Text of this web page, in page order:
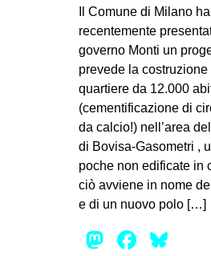
ms
Il Comune di Milano ha
recentemente
governo Monti un
prevede la
quartiere da 12.000
(cementificazione di
da calcio!) nell’area
di Bovisa-Gasometri ,
poche non edificate in
ciò avviene in nome
e di un nuovo polo […]
Mastodon